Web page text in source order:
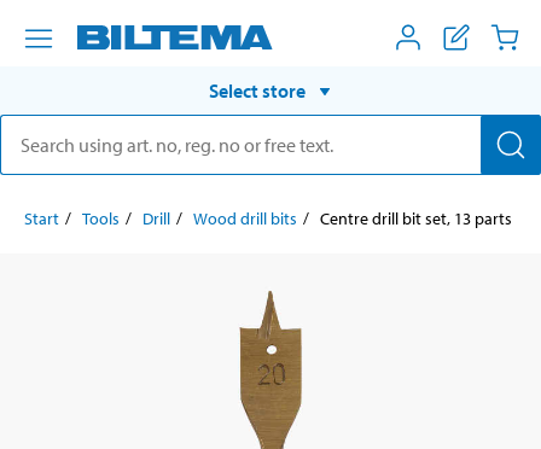
Select store
Start Tools Drill Wood drill bits Centre drill bit set, 13 parts